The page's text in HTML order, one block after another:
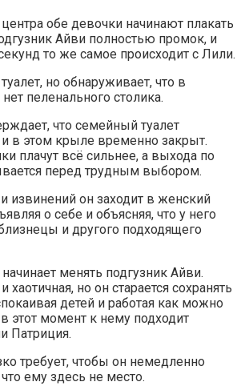
обе девочки начинают плакать
Айви полностью промок, и
то же самое происходит с Лили.
но обнаруживает, что в
пеленального столика.
что семейный туалет
и в этом крыле временно закрыт.
плачут всё сильнее, а выхода по
перед трудным выбором.
извинений он заходит в женский
о себе и объясняя, что у него
и другого подходящего
менять подгузник Айви.
хаотичная, но он старается сохранять
детей и работая как можно
этот момент к нему подходит
Патриция.
требует, чтобы он немедленно
ему здесь не место.